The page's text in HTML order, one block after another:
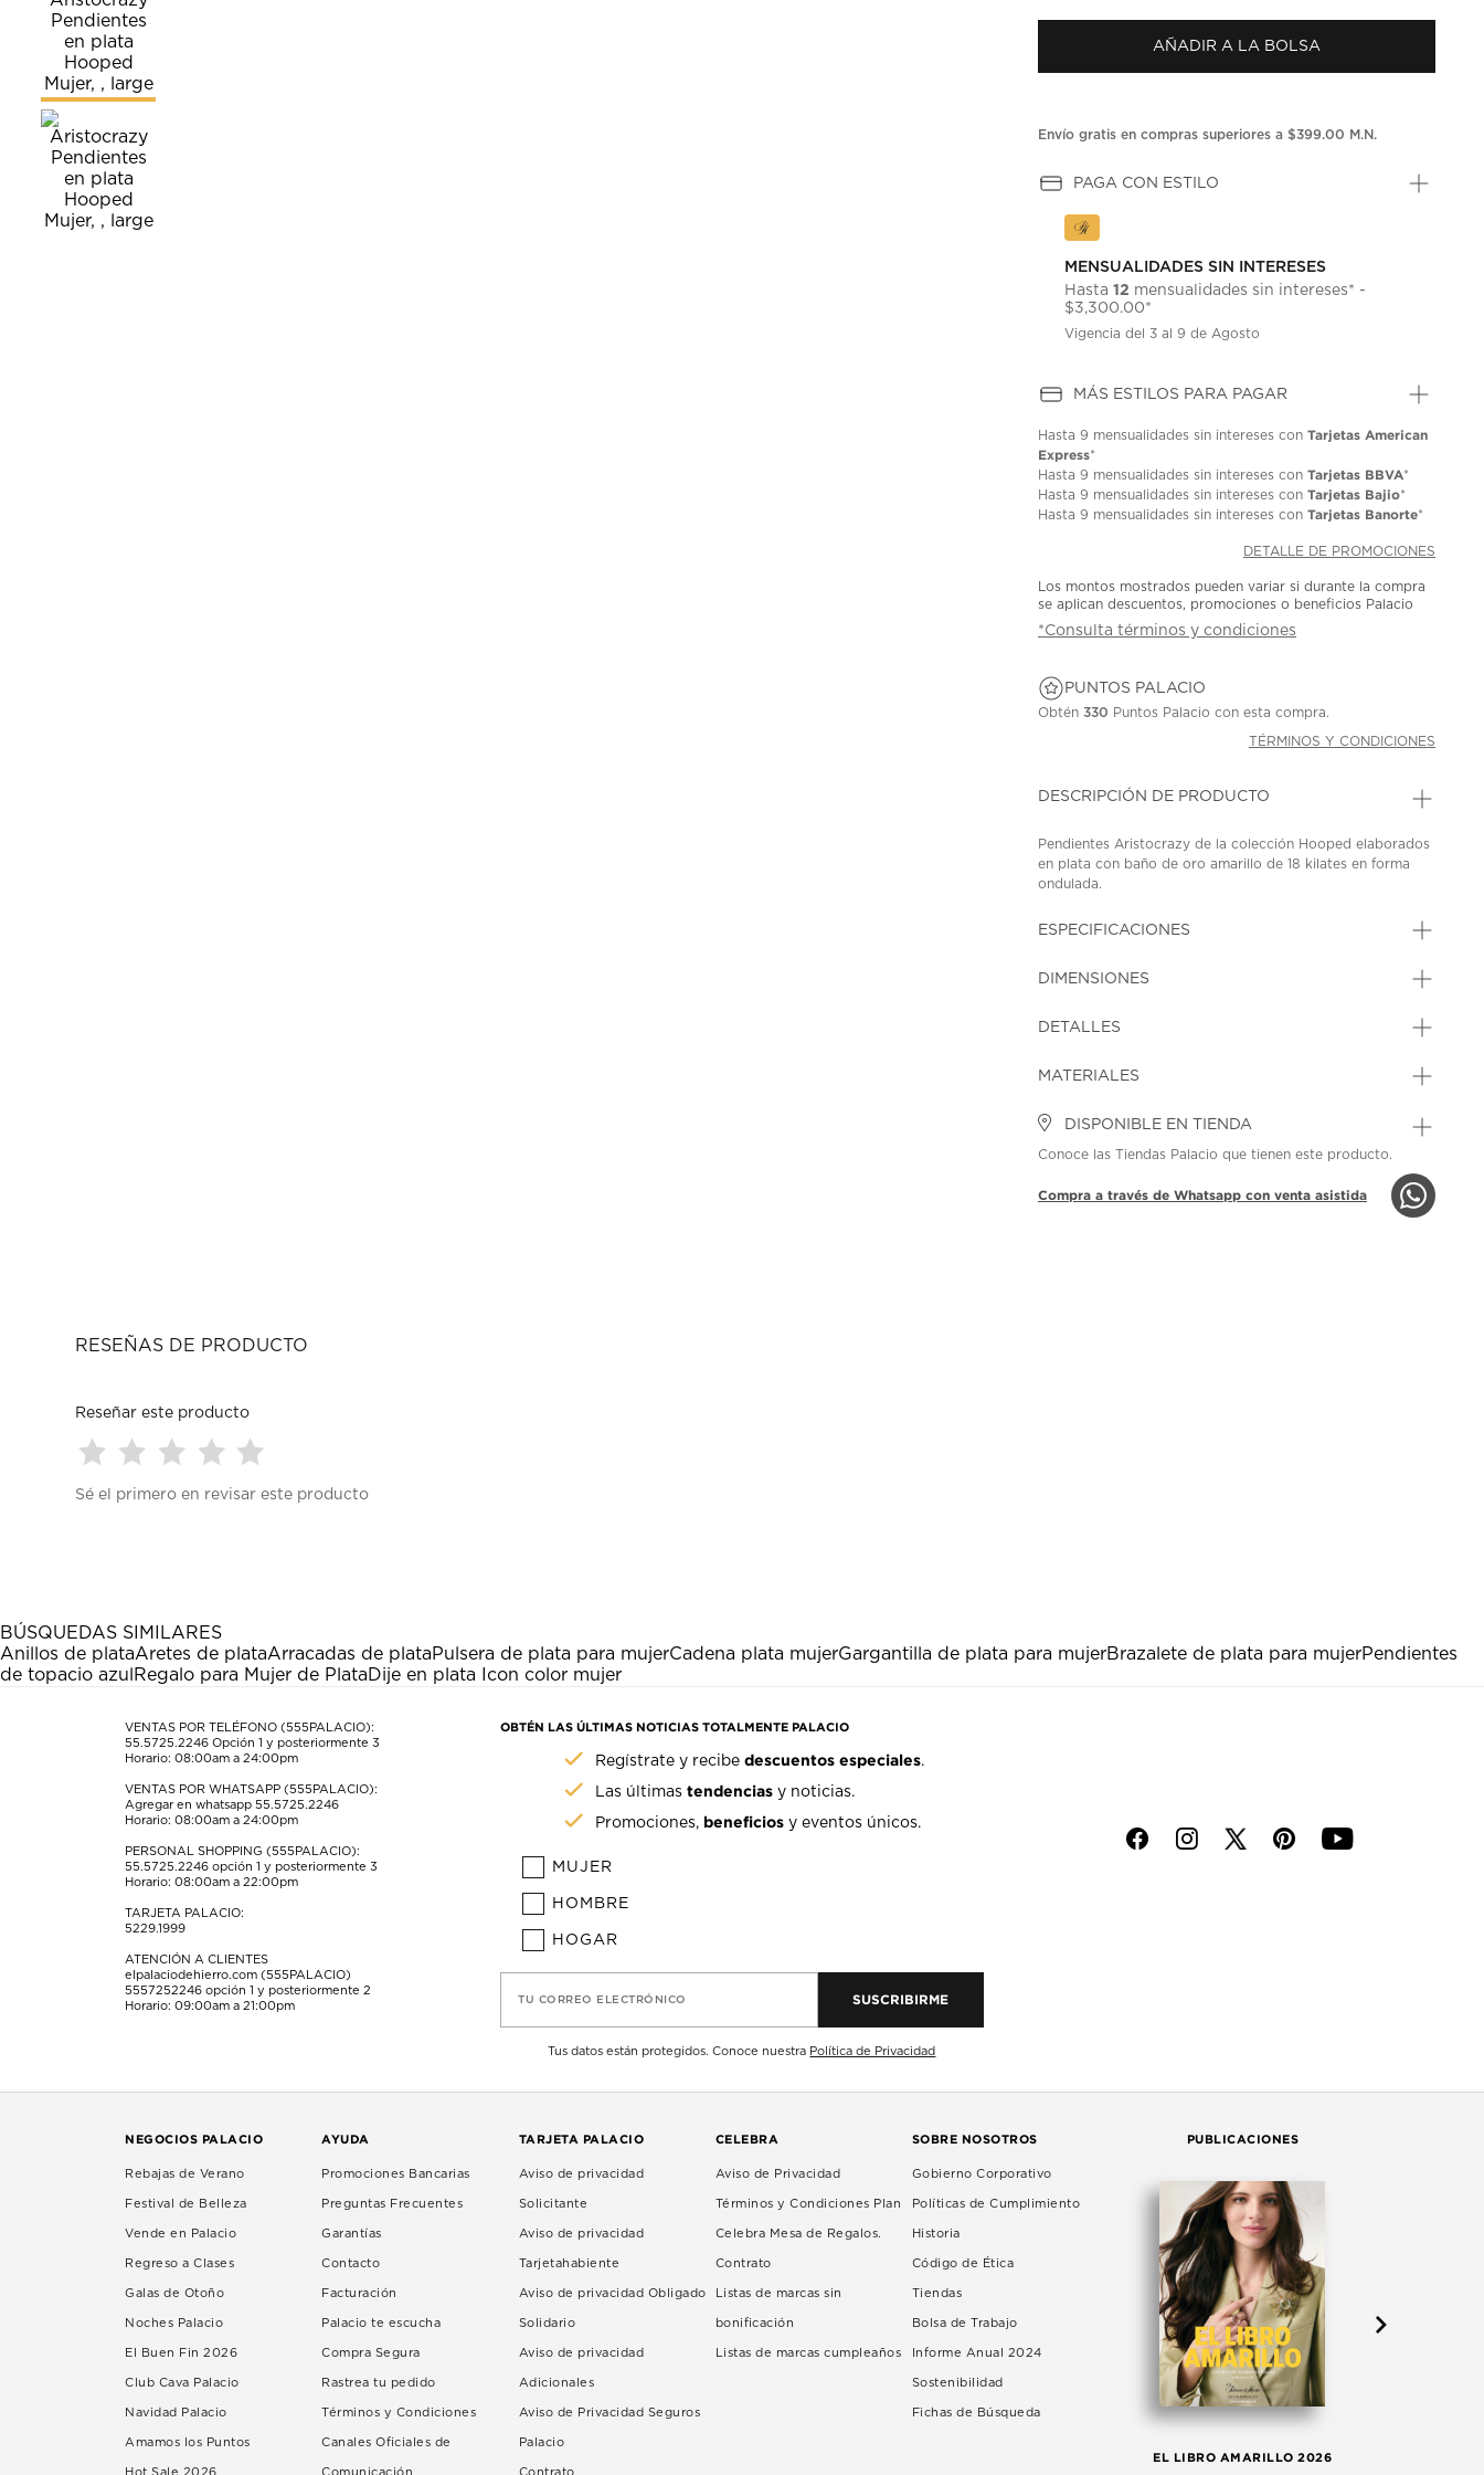
puntuación.
en
la
AÑADIR A LA BOLSA
Envío gratis en compras superiores a $399.00 M.N.
PAGA CON ESTILO
MENSUALIDADES SIN INTERESES
Hasta12 mensualidades sin intereses* -
$3,300.00*
Vigencia del 3 al 9 de Agosto
MÁS ESTILOS PARA PAGAR
Hasta9 mensualidades sin intereses conTarjetas American
Express*
Hasta9 mensualidades sin intereses conTarjetas BBVA*
Hasta9 mensualidades sin intereses conTarjetas Bajio*
Hasta9 mensualidades sin intereses conTarjetas Banorte*
DETALLE DE PROMOCIONES
Los montos mostrados pueden variar si durante la compra
se aplican descuentos, promociones o beneficios Palacio
*Consulta términos y condiciones
PUNTOS PALACIO
Obtén330 Puntos Palacio con esta compra.
TÉRMINOS Y CONDICIONES
DESCRIPCIÓN DE PRODUCTO
Pendientes Aristocrazy de la colección Hooped elaborados
en plata con baño de oro amarillo de 18 kilates en forma
ondulada.
ESPECIFICACIONES
DIMENSIONES
DETALLES
MATERIALES
DISPONIBLE EN TIENDA
Conoce las Tiendas Palacio que tienen este producto.
Compra a través de Whatsapp con venta asistida
RESEÑAS DE PRODUCTO
Reseñar este producto
para
estrella
Esta
acción
abrirá
formulario
para
estrellas.
Esta
acción
abrirá
formulario
de
para
estrellas.
Esta
acción
abrirá
formulario
de
para
estrellas.
Esta
acción
abrirá
formulario
de
para
Esta
acción
abrirá
formulario
de
envío.
Sé el primero en revisar este producto
BÚSQUEDAS SIMILARES
Anillos de plataAretes de plataArracadas de plataPulsera de plata para mujerCadena plata mujerGargantilla de plata para mujerBrazalete de plata para mujerPendientes
de topacio azul Regalo para Mujer de PlataDije en plata Icon color mujer
VENTAS POR TELÉFONO (555PALACIO):
55.5725.2246 Opción 1 y posteriormente 3
Horario: 08:00am a 24:00pm
VENTAS POR WHATSAPP (555PALACIO):
Agregar en whatsapp 55.5725.2246
Horario: 08:00am a 24:00pm
PERSONAL SHOPPING (555PALACIO):
55.5725.2246 opción 1 y posteriormente 3
Horario: 08:00am a 22:00pm
TARJETA PALACIO:
5229.1999
ATENCIÓN A CLIENTES
elpalaciodehierro.com (555PALACIO)
5557252246 opción 1 y posteriormente 2
Horario: 09:00am a 21:00pm
OBTÉN LAS ÚLTIMAS NOTICIAS TOTALMENTE PALACIO
Regístrate y recibedescuentos especiales.
Las últimastendencias y noticias.
Promociones, beneficios y eventos únicos.
MUJER
HOMBRE
HOGAR
TU CORREO ELECTRÓNICO SUSCRIBIRME
Tus datos están protegidos. Conoce nuestra Política de Privacidad
f i p y
NEGOCIOS PALACIO
Rebajas de Verano
Festival de Belleza
Vende en Palacio
Regreso a Clases
Galas de Otoño
Noches Palacio
El Buen Fin 2026
Club Cava Palacio
Navidad Palacio
Amamos los Puntos
Hot Sale 2026
AYUDA
Promociones Bancarias
Preguntas Frecuentes
Garantías
Contacto
Facturación
Palacio te escucha
Compra Segura
Rastrea tu pedido
Términos y Condiciones
Canales Oficiales de
Comunicación
TARJETA PALACIO
Aviso de privacidad
Solicitante
Aviso de privacidad
Tarjetahabiente
Aviso de privacidad Obligado
Solidario
Aviso de privacidad
Adicionales
Aviso de Privacidad Seguros
Palacio
Contrato
CELEBRA
Aviso de Privacidad
Términos y Condiciones Plan
Celebra Mesa de Regalos.
Contrato
Listas de marcas sin
bonificación
Listas de marcas cumpleaños
SOBRE NOSOTROS
Gobierno Corporativo
Políticas de Cumplimiento
Historia
Código de Ética
Tiendas
Bolsa de Trabajo
Informe Anual 2024
Sostenibilidad
Fichas de Búsqueda
PUBLICACIONES
EL LIBRO AMARILLO 2026